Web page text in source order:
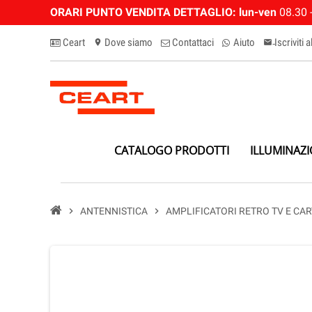
ORARI PUNTO VENDITA DETTAGLIO: lun-ven 08.30
Ceart location_on Dove siamo Contattaci Aiuto email-
Iscriviti
CATALOGO PRODOTTI
chevron_right ANTENNISTICA chevron_right AMPLIFICATORI RETRO TV E